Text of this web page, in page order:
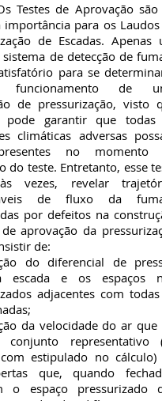
de Aprovação são
para os Laudos
de Escadas. Apenas
de detecção de
para se determinar
funcionamento de
de pressurização, visto
garantir que todas
climáticas adversas
no momento
do teste. Entretanto, esse
vezes, revelar
de fluxo da
por defeitos na
aprovação da
de:
do diferencial de
escada e os espaços
adjacentes com todas
da velocidade do ar que
representativo
estipulado no cálculo)
que, quando
o espaço pressurizado